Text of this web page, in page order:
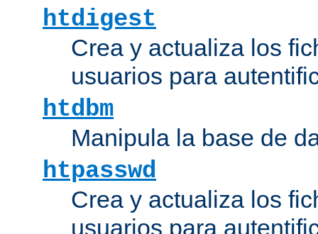
htdigest
Crea y actualiza los
usuarios para
htdbm
Manipula la base de
htpasswd
Crea y actualiza los
usuarios para